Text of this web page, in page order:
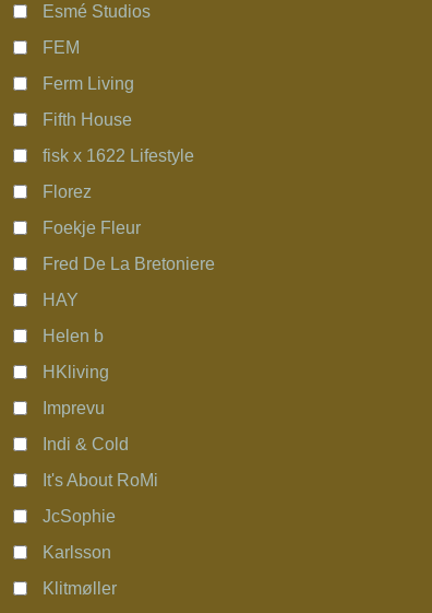
Esmé Studios
FEM
Ferm Living
Fifth House
fisk x 1622 Lifestyle
Florez
Foekje Fleur
Fred De La Bretoniere
HAY
Helen b
HKliving
Imprevu
Indi & Cold
It's About RoMi
JcSophie
Karlsson
Klitmøller